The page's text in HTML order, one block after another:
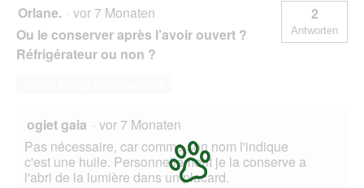
Orlane. · vor 7 Monaten
Ou le conserver après l’avoir ouvert ?
Réfrigérateur ou non ?
2
Antworten
ogiet gaia · vor 7 Monaten
Pas nécessaire, car comme son nom l'indique
c'est une huile. Personnellement je la conserve a
l'abri de la lumière dans un placard.